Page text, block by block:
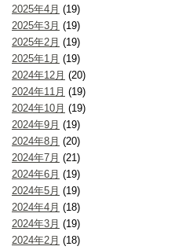
2025年4月 (19)
2025年3月 (19)
2025年2月 (19)
2025年1月 (19)
2024年12月 (20)
2024年11月 (19)
2024年10月 (19)
2024年9月 (19)
2024年8月 (20)
2024年7月 (21)
2024年6月 (19)
2024年5月 (19)
2024年4月 (18)
2024年3月 (19)
2024年2月 (18)